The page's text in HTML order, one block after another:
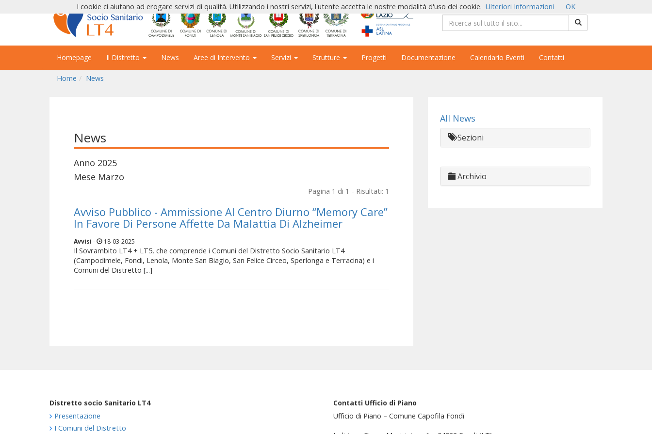
Homepage Il Distretto News Aree di Intervento Servizi Strutture Progetti Documentazione Calendario Eventi Contatti
Home News
News
Anno 2025
Mese Marzo
Pagina 1 di 1 - Risultati: 1
Avviso Pubblico - Ammissione Al Centro Diurno “Memory Care”
In Favore Di Persone Affette Da Malattia Di Alzheimer
Avvisi - 18-03-2025
Il Sovrambito LT4 + LT5, che comprende i Comuni del Distretto Socio Sanitario LT4
(Campodimele, Fondi, Lenola, Monte San Biagio, San Felice Circeo, Sperlonga e Terracina) e i
Comuni del Distretto [...]
All News
Sezioni
Archivio
Distretto socio Sanitario LT4
Presentazione
I Comuni del Distretto
Contatti Ufficio di Piano
Ufficio di Piano – Comune Capofila Fondi
I cookie ci aiutano ad erogare servizi di qualità. Utilizzando i nostri servizi, l'utente accetta le nostre modalità d'uso dei cookie. Ulteriori Informazioni OK